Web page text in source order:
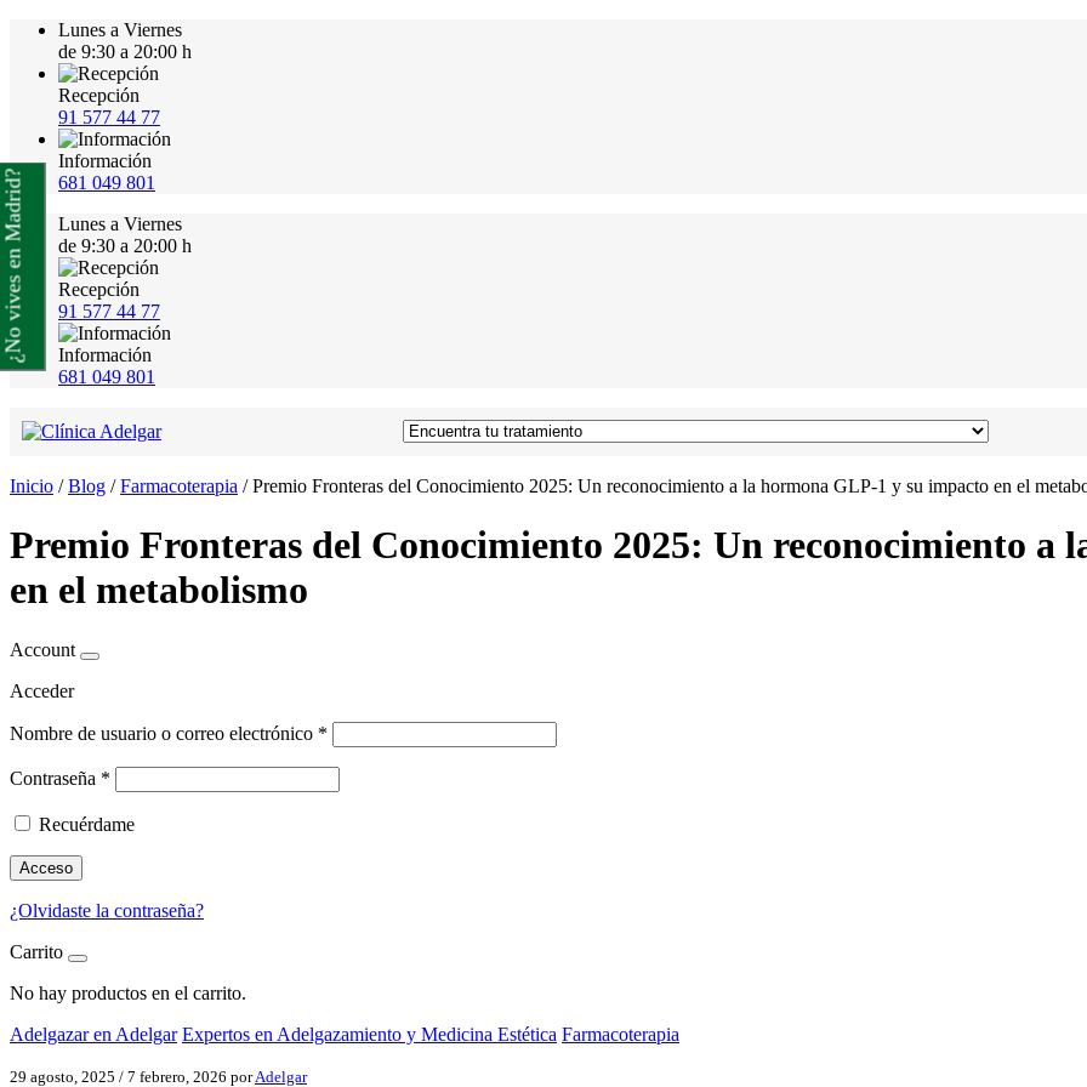
Lunes a Viernes
de 9:30 a 20:00 h
Recepción
91 577 44 77
Información
681 049 801
Lunes a Viernes
de 9:30 a 20:00 h
Recepción
91 577 44 77
Información
681 049 801
Inicio /Blog /Farmacoterapia /Premio Fronteras del Conocimiento 2025: Un reconocimiento a la hormona GLP-1 y su impacto en el
Premio Fronteras del Conocimiento 2025: Un reconocimiento a
en el metabolismo
Account
Acceder
Nombre de usuario o correo electrónico *
Contraseña *
Recuérdame
Acceso
¿Olvidaste la contraseña?
Carrito
No hay productos en el carrito.
Adelgazar en Adelgar Expertos en Adelgazamiento y Medicina Estética Farmacoterapia
29 agosto, 2025 / 7 febrero, 2026 porAdelgar
¿No vives en Madrid?